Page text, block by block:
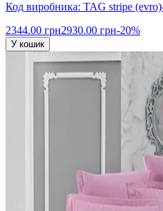
Код виробника: TAG stripe
2344.00 грн2930.00 грн-20%
У кошик